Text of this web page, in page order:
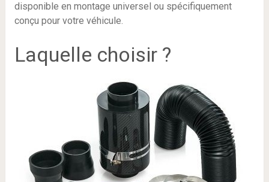
disponible en montage universel ou spécifiquement
conçu pour votre véhicule.
Laquelle choisir ?